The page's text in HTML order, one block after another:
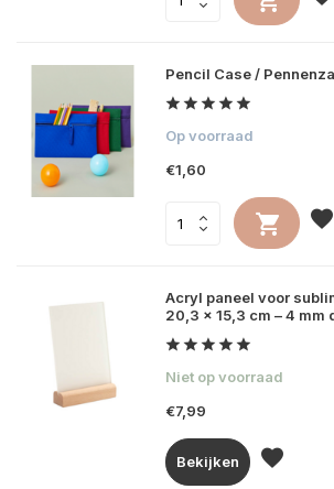
Pencil Case /
Op voorraad
€1,60
Acryl paneel voor
20,3 × 15,3 cm – 4 mm
Niet op voorraad
€7,99
Bekijken